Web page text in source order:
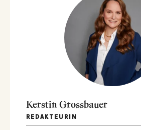
Kerstin Grossbauer
REDAKTEURIN